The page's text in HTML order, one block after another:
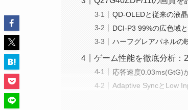
QD-OLEDと従来の液
DCI-P3 99%の広色域
ハーフグレアパネルの
ゲーム性能を徹底分析：
応答速度0.03ms(GtG)
Adaptive SyncとLow